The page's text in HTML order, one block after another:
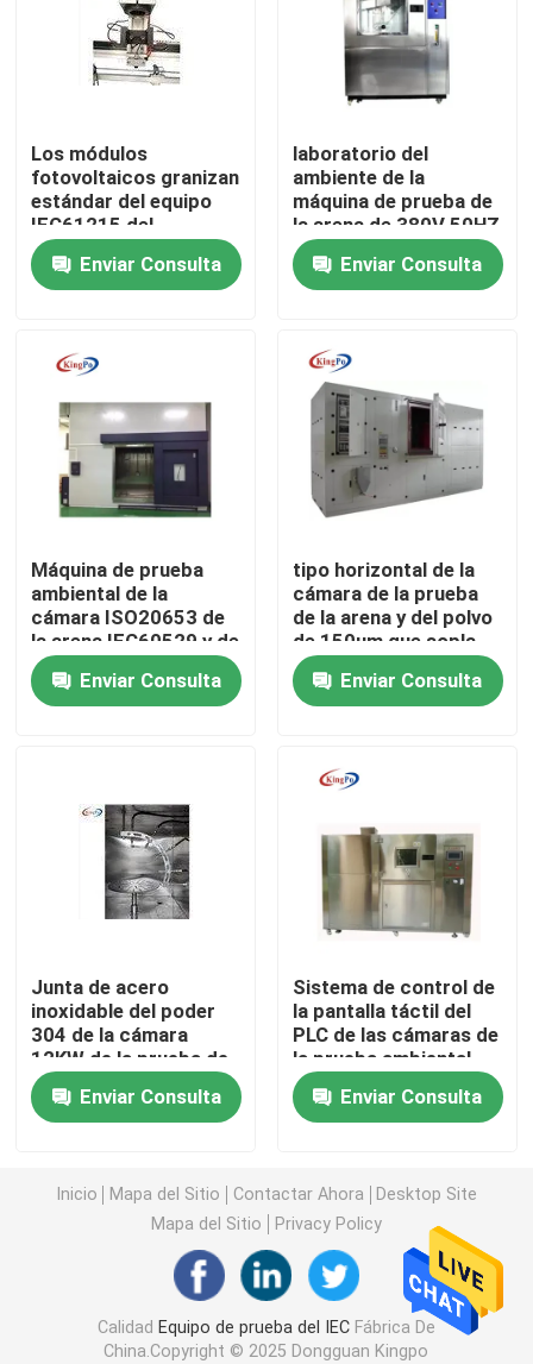
Hogar
Productos
Sobre nosotros
Viaje de la fábrica
Control de calidad
Éntrenos en contacto con
Pida una cita
Equipo de prueba del IEC
Equipo de prueba de la protección del ingreso
Equipo de prueba de la inflamabilidad
equipo de prueba ligero llevado
Punta de prueba del finger de la prueba
cámaras de la prueba ambiental
Equipo de prueba de la batería de EV
Indicadores de prueba
Los módulos
fotovoltaicos granizan
estándar del equipo
IEC61215 del
probador del impacto
Enviar Consulta
laboratorio del
ambiente de la
máquina de prueba de
la arena de 380V 50HZ
IPX5 IPX6
Enviar Consulta
Máquina de prueba
ambiental de la
cámara ISO20653 de
la arena IEC60529 y de
polvo
Enviar Consulta
tipo horizontal de la
cámara de la prueba
de la arena y del polvo
de 150um que sopla
850um
Enviar Consulta
Junta de acero
inoxidable del poder
304 de la cámara
12KW de la prueba de
IEC60529 IPX9K
Enviar Consulta
Sistema de control de
la pantalla táctil del
PLC de las cámaras de
la prueba ambiental
15KW
Enviar Consulta
Inicio Mapa del Sitio Contactar Ahora
Desktop Site
Mapa del Sitio
Privacy Policy
Calidad Equipo de prueba del IECFábrica De
China.Copyright © 2025 Dongguan Kingpo